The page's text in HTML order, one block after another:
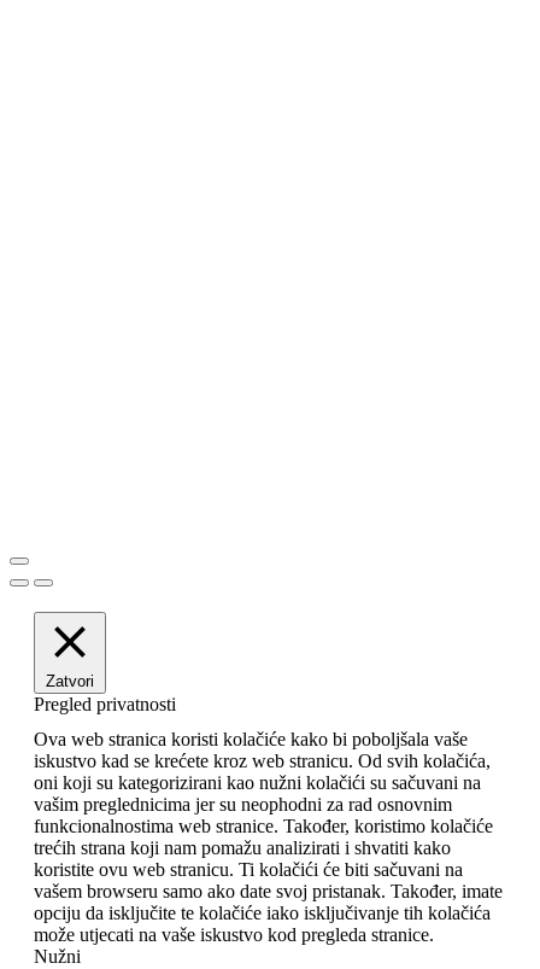
Zatvori
Pregled privatnosti
Ova web stranica koristi kolačiće kako bi poboljšala vaše
iskustvo kad se krećete kroz web stranicu. Od svih kolačića,
oni koji su kategorizirani kao nužni kolačići su sačuvani na
vašim preglednicima jer su neophodni za rad osnovnim
funkcionalnostima web stranice. Također, koristimo kolačiće
trećih strana koji nam pomažu analizirati i shvatiti kako
koristite ovu web stranicu. Ti kolačići će biti sačuvani na
vašem browseru samo ako date svoj pristanak. Također, imate
opciju da isključite te kolačiće iako isključivanje tih kolačića
može utjecati na vaše iskustvo kod pregleda stranice.
Nužni